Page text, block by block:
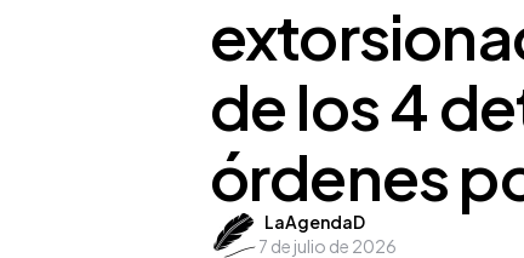
de los 4
órdenes
Posted
by
LaAgendaD
7 de julio de 2026